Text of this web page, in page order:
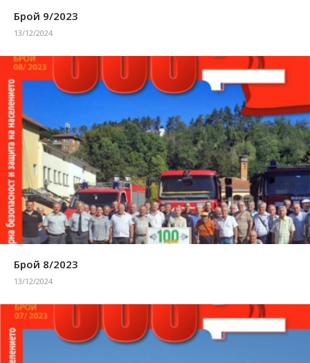
Брой 9/2023
13/12/2024
Брой 8/2023
13/12/2024